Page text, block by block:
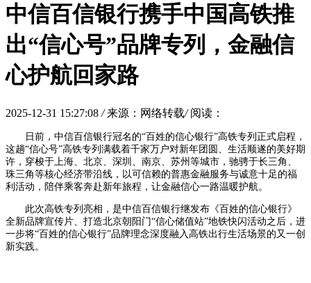
中信百信银行携手中国高铁推
出“信心号”品牌专列，金融信
心护航回家路
2025-12-31 15:27:08 / 来源：网络转载/ 阅读：
日前，中信百信银行冠名的“百姓的信心银行”高铁专列正式启程，
这趟“信心号”高铁专列满载着千家万户对新年团圆、生活顺遂的美好期
许，穿梭于上海、北京、深圳、南京、苏州等城市，驰骋于长三角、
珠三角等核心经济带沿线，以可信赖的普惠金融服务与诚意十足的福
利活动，陪伴乘客奔赴新年旅程，让金融信心一路温暖护航。
此次高铁专列亮相，是中信百信银行继发布《百姓的信心银行》
全新品牌宣传片、打造北京朝阳门“信心储值站”地铁快闪活动之后，进
一步将“百姓的信心银行”品牌理念深度融入高铁出行生活场景的又一创
新实践。